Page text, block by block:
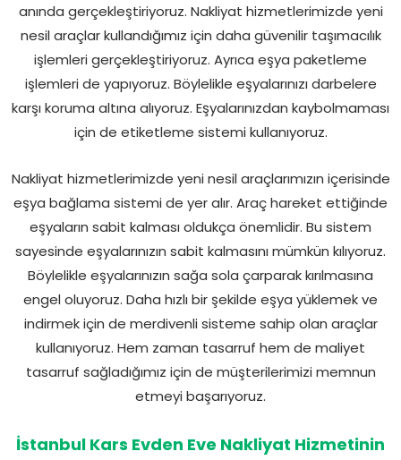
anında gerçekleştiriyoruz. Nakliyat hizmetlerimizde yeni
nesil araçlar kullandığımız için daha güvenilir taşımacılık
işlemleri gerçekleştiriyoruz. Ayrıca eşya paketleme
işlemleri de yapıyoruz. Böylelikle eşyalarınızı darbelere
karşı koruma altına alıyoruz. Eşyalarınızdan kaybolmaması
için de etiketleme sistemi kullanıyoruz.
Nakliyat hizmetlerimizde yeni nesil araçlarımızın içerisinde
eşya bağlama sistemi de yer alır. Araç hareket ettiğinde
eşyaların sabit kalması oldukça önemlidir. Bu sistem
sayesinde eşyalarınızın sabit kalmasını mümkün kılıyoruz.
Böylelikle eşyalarınızın sağa sola çarparak kırılmasına
engel oluyoruz. Daha hızlı bir şekilde eşya yüklemek ve
indirmek için de merdivenli sisteme sahip olan araçlar
kullanıyoruz. Hem zaman tasarruf hem de maliyet
tasarruf sağladığımız için de müşterilerimizi memnun
etmeyi başarıyoruz.
İstanbul Kars Evden Eve Nakliyat Hizmetinin